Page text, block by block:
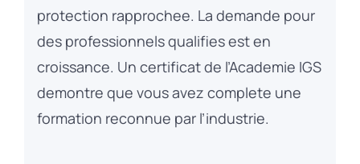
protection rapprochee. La demande pour
des professionnels qualifies est en
croissance. Un certificat de l’Academie IGS
demontre que vous avez complete une
formation reconnue par l’industrie.